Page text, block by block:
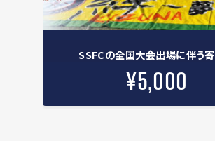
SSFCの全国大会出場に伴う
¥5,000